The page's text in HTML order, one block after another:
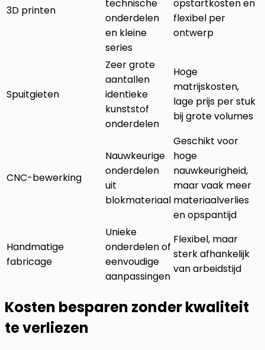
3D printen
technische
onderdelen
en kleine
series
opstartkosten en
flexibel per
ontwerp
Spuitgieten
Zeer grote
aantallen
identieke
kunststof
onderdelen
Hoge
matrijskosten,
lage prijs per stuk
bij grote volumes
CNC-bewerking
Nauwkeurige
onderdelen
uit
blokmateriaal
Geschikt voor
hoge
nauwkeurigheid,
maar vaak meer
materiaalverlies
en opspantijd
Handmatige
fabricage
Unieke
onderdelen of
eenvoudige
aanpassingen
Flexibel, maar
sterk afhankelijk
van arbeidstijd
Kosten besparen zonder kwaliteit
te verliezen